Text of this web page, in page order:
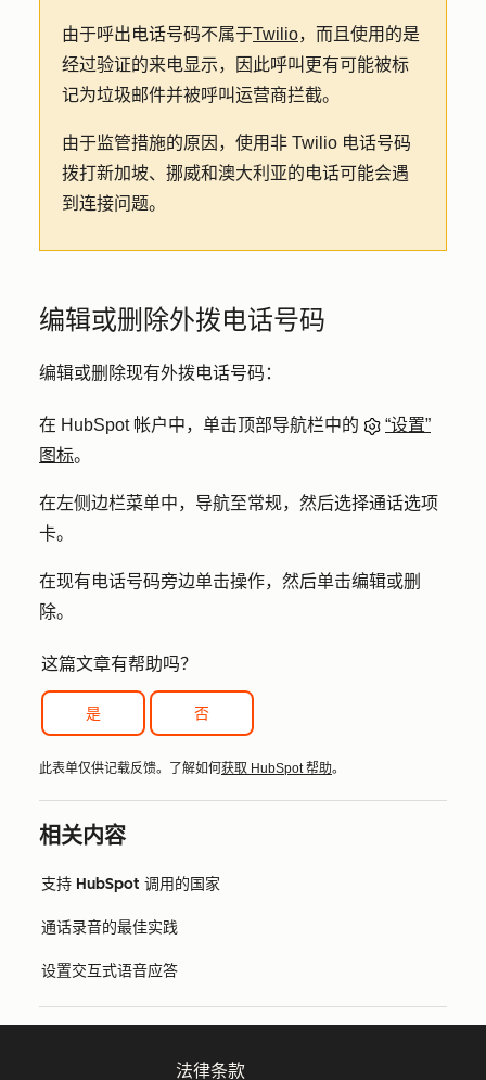
由于呼出电话号码不属于Twilio，而且使用的是
经过验证的来电显示，因此呼叫更有可能被标
记为垃圾邮件并被呼叫运营商拦截。
由于监管措施的原因，使用非 Twilio 电话号码
拨打新加坡、挪威和澳大利亚的电话可能会遇
到连接问题。
编辑或删除外拨电话号码
编辑或删除现有外拨电话号码：
在 HubSpot 帐户中，单击顶部导航栏中的
“设置”
图标。
在左侧边栏菜单中，导航至常规，然后选择通话选项
卡。
在现有电话号码旁边单击操作，然后单击编辑或删
除。
这篇文章有帮助吗？
是 否
此表单仅供记载反馈。了解如何 获取 HubSpot 帮助。
相关内容
支持 HubSpot 调用的国家
通话录音的最佳实践
设置交互式语音应答
法律条款